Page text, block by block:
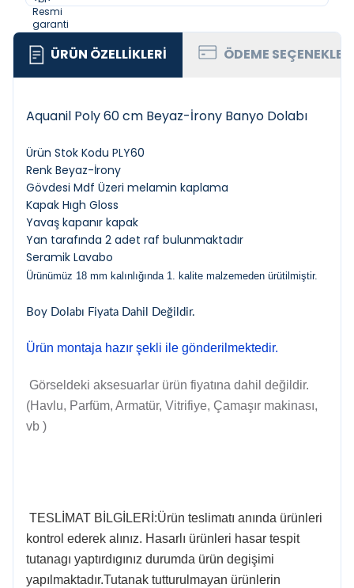
ÜRÜN ÖZELLIKLERI ÖDEME
Aquanil Poly 60 cm Beyaz-İrony Banyo Dolabı
Ürün Stok Kodu PLY60
Renk Beyaz-İrony
Gövdesi Mdf Üzeri melamin kaplama
Kapak Hıgh Gloss
Yavaş kapanır kapak
Yan tarafında 2 adet raf bulunmaktadır
Seramik Lavabo
Ürünümüz 18 mm kalınlığında 1. kalite malzemeden ürütilmiştir.
Boy Dolabı Fiyata Dahil Değildir.
Ürün montaja hazır şekli ile gönderilmektedir.
Görseldeki aksesuarlar ürün fiyatına dahil değildir.
(Havlu, Parfüm, Armatür, Vitrifiye, Çamaşır makinası,
vb )
TESLİMAT BİLGİLERİ:Ürün teslimatı anında ürünleri
kontrol ederek alınız. Hasarlı ürünleri hasar tespit
tutanagı yaptırdıgınız durumda ürün degişimi
yapılmaktadır.Tutanak tutturulmayan ürünlerin